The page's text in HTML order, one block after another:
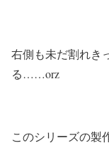
右側も未だ割れき
る……orz
このシリーズの製